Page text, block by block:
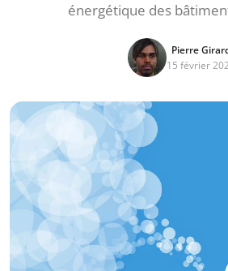
énergétique des
Pierre
15 février